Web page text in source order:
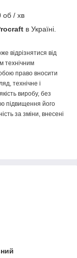
об / хв
в Україні.
відрізнятися від
технічним
право вносити
технічне і
виробу, без
підвищення його
за зміни, внесені